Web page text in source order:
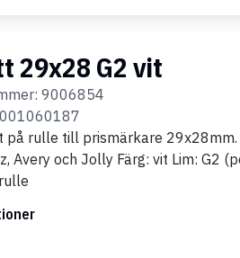
29x28 G2 vit
9006854
på rulle till prismärkare 29x28mm.
Avery och Jolly Färg: vit Lim: G2